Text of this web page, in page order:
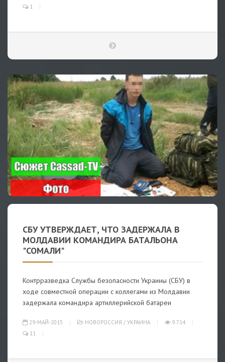
1
СБУ УТВЕРЖДАЕТ, ЧТО ЗАДЕРЖАЛА В
МОЛДАВИИ КОМАНДИРА БАТАЛЬОНА
"СОМАЛИ"
Контрразведка Службы безопасности Украины (СБУ) в
ходе совместной операции с коллегами из Молдавии
задержала командира артиллерийской батареи
29-МАЙ-2015 НОВОРОССИЯ / УКРАИНА
9 714
11